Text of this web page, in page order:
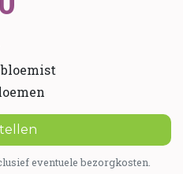
eventuele bezorgkosten.